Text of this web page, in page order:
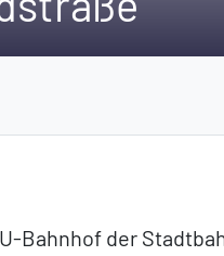
Bahnhof der